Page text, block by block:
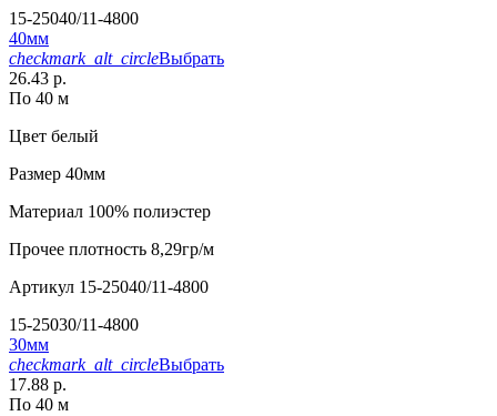
15-25040/11-4800
40мм
checkmark_alt_circleВыбрать
26.43 р.
По 40 м
Цвет белый
Размер 40мм
Материал 100% полиэстер
Прочее плотность 8,29гр/м
Артикул 15-25040/11-4800
15-25030/11-4800
30мм
checkmark_alt_circleВыбрать
17.88 р.
По 40 м